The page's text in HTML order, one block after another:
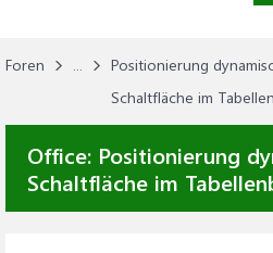
Foren ...
Positionierung
Schaltfläche im
Office: Positionierung
Schaltfläche im